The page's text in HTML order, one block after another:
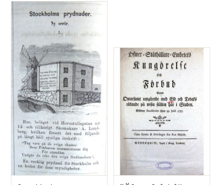
bör i akt tagas
under thet torner-
eller riddare spel,
som på Adolph
Friedrichs torg
kommer at upföras